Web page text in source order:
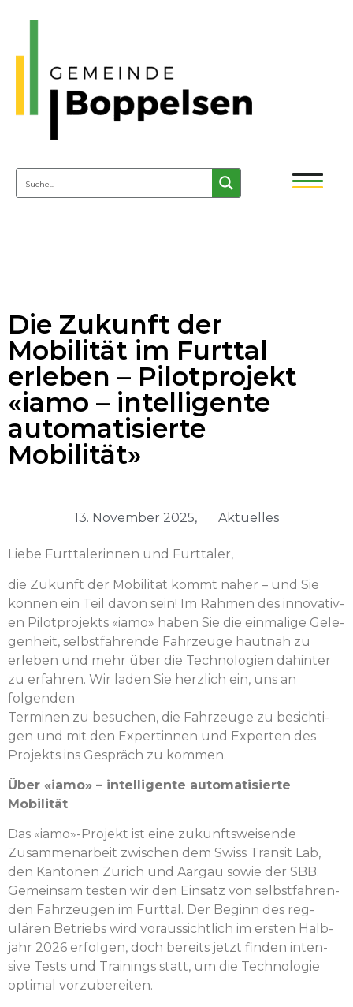
Die Zukunft der
Mobilität im Furttal
erleben – Pilotprojekt
«iamo – intelligente
automatisierte
Mobilität»
13. November 2025, Aktuelles
Liebe Furt­ta­lerin­nen und Furttaler,
die Zukun­ft der Mobil­ität kommt näher – und Sie
kön­nen ein Teil davon sein! Im Rah­men des inno­v­a­tiv­
en Pilot­pro­jek­ts «iamo» haben Sie die ein­ma­lige Gele­
gen­heit, selb­st­fahrende Fahrzeuge haut­nah zu
erleben und mehr über die Tech­nolo­gien dahin­ter
zu erfahren. Wir laden Sie her­zlich ein, uns an
folgenden
Ter­mi­nen zu besuchen, die Fahrzeuge zu besichti­
gen und mit den Exper­tin­nen und Experten des
Pro­jek­ts ins Gespräch zu kommen.
Über «iamo» – intel­li­gente automa­tisierte
Mobilität
Das «iamo»-Projekt ist eine zukun­ftsweisende
Zusam­me­nar­beit zwis­chen dem Swiss Tran­sit Lab,
den Kan­to­nen Zürich und Aar­gau sowie der SBB.
Gemein­sam testen wir den Ein­satz von selb­st­fahren­
den Fahrzeu­gen im Furt­tal. Der Beginn des reg­
ulären Betriebs wird voraus­sichtlich im ersten Hal­b­
jahr 2026 erfol­gen, doch bere­its jet­zt find­en inten­
sive Tests und Train­ings statt, um die Tech­nolo­gie
opti­mal vorzubereiten.